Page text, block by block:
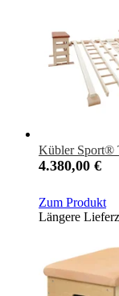
Kübler Sport®
4.380,00 €
Zum Produkt
Längere